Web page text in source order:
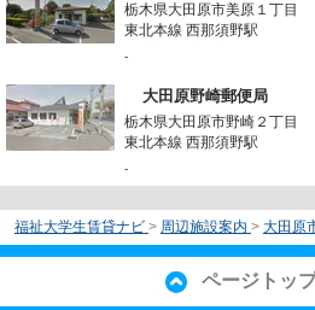
栃木県大田原市美原１丁目
東北本線 西那須野駅
-
大田原野崎郵便局
栃木県大田原市野崎２丁目
東北本線 西那須野駅
-
福祉大学生賃貸ナビ > 周辺施設案内 > 大田原
ページトッ